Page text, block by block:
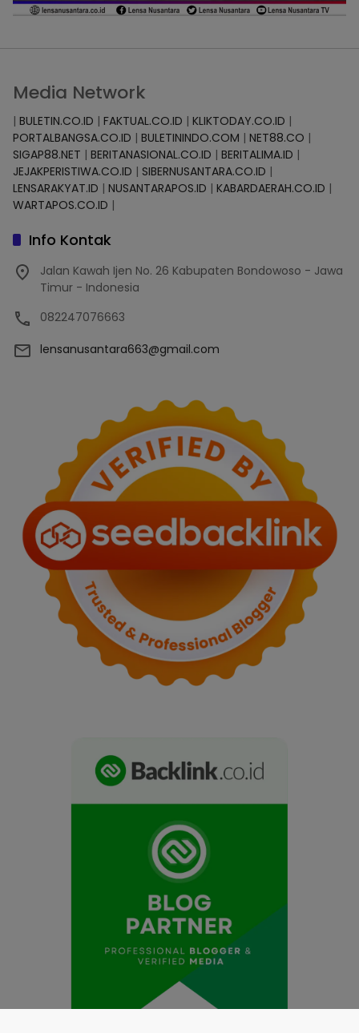
Media Network
| BULETIN.CO.ID | FAKTUAL.CO.ID | KLIKTODAY.CO.ID |
PORTALBANGSA.CO.ID | BULETININDO.COM | NET88.CO |
SIGAP88.NET | BERITANASIONAL.CO.ID | BERITALIMA.ID |
JEJAKPERISTIWA.CO.ID | SIBERNUSANTARA.CO.ID |
LENSARAKYAT.ID | NUSANTARAPOS.ID | KABARDAERAH.CO.ID |
WARTAPOS.CO.ID |
Info Kontak
Jalan Kawah Ijen No. 26 Kabupaten Bondowoso - Jawa
Timur - Indonesia
082247076663
lensanusantara663@gmail.com